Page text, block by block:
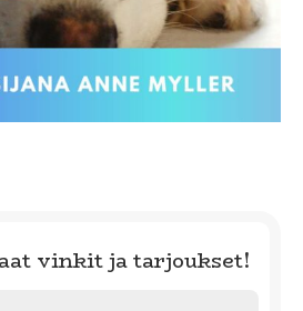
vinkit ja tarjoukset!